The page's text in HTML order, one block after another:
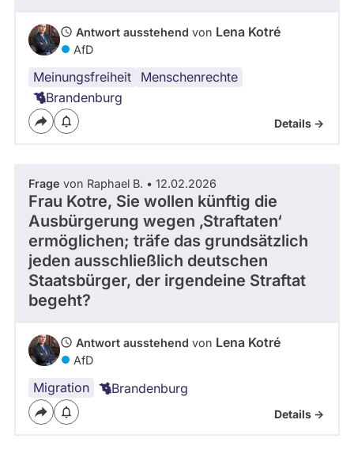
Antwort ausstehend von Lena Kotré
AfD
Meinungsfreiheit
Menschenrechte
Brandenburg
Details ->
Frage von Raphael B. • 12.02.2026
Frau Kotre, Sie wollen künftig die
Ausbürgerung wegen ‚Straftaten‘
ermöglichen; träfe das grundsätzlich
jeden ausschließlich deutschen
Staatsbürger, der irgendeine Straftat
begeht?
Antwort ausstehend von Lena Kotré
AfD
Migration Brandenburg
Details ->